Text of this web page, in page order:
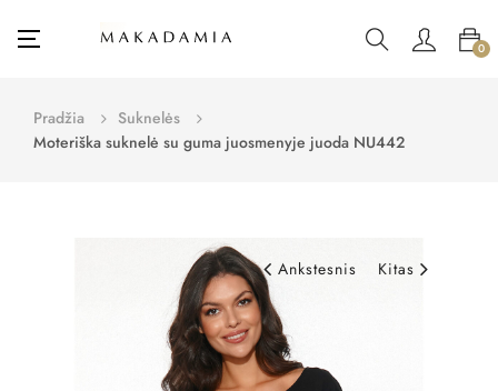
Toggle
☰ 0
Pradžia
Suknelės
Moteriška suknelė su guma juosmenyje juoda NU442
Ankstesnis Kitas